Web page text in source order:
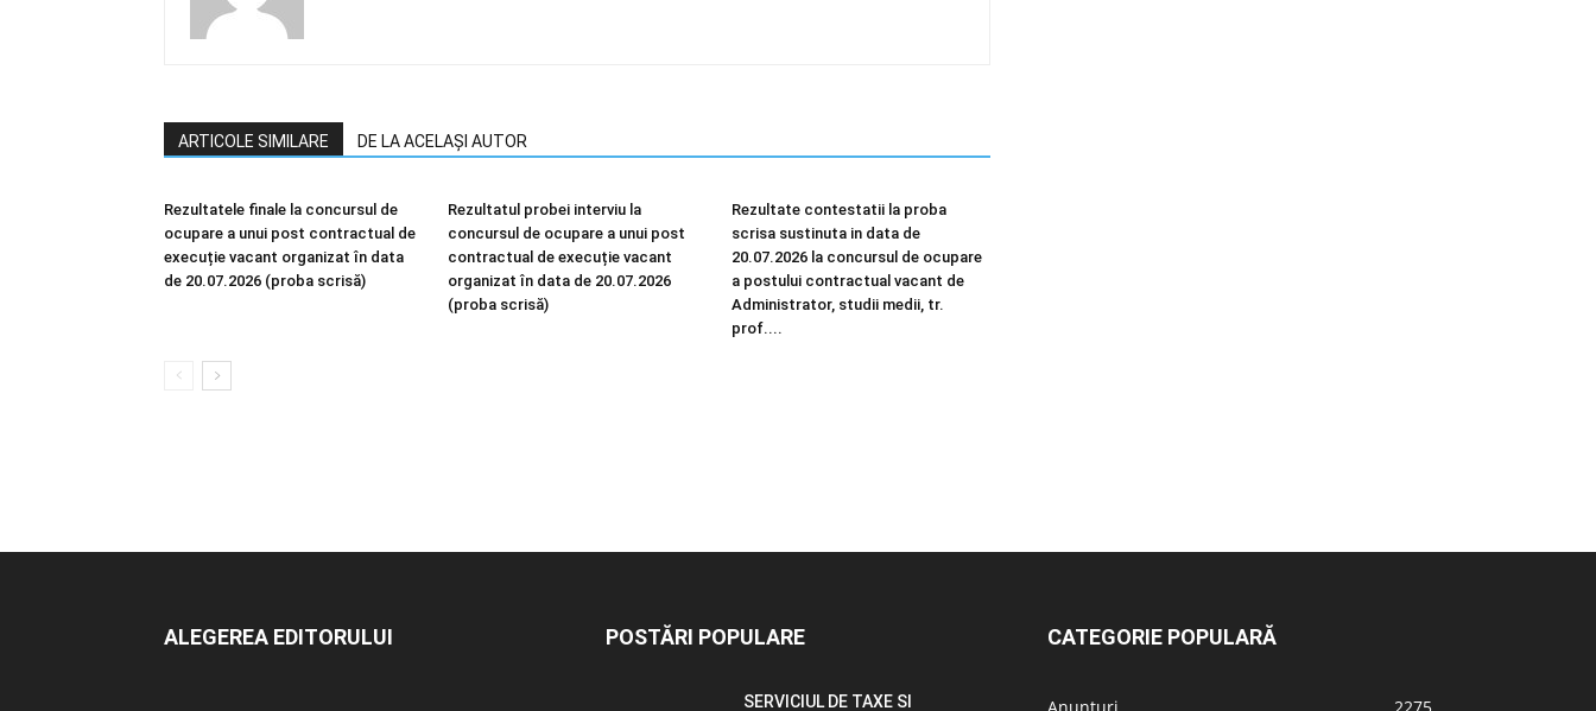
ARTICOLE SIMILARE DE LA ACELAȘI AUTOR
Rezultatele finale la concursul de
ocupare a unui post contractual de
execuție vacant organizat în data
de 20.07.2026 (proba scrisă)
Rezultatul probei interviu la
concursul de ocupare a unui post
contractual de execuție vacant
organizat în data de 20.07.2026
(proba scrisă)
Rezultate contestatii la proba
scrisa sustinuta in data de
20.07.2026 la concursul de ocupare
a postului contractual vacant de
Administrator, studii medii, tr.
prof....
ALEGEREA EDITORULUI POSTĂRI POPULARE
SERVICIUL DE TAXE SI
CATEGORIE POPULARĂ